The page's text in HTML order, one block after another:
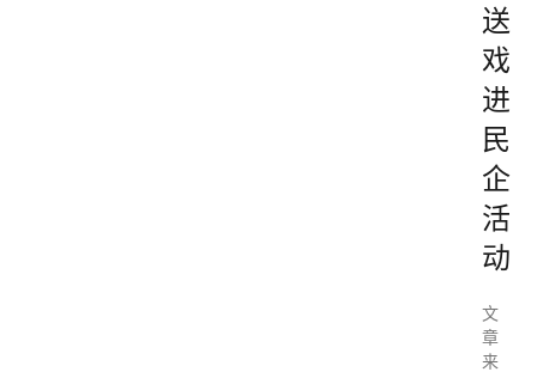
送
戏
进
民
企
活
动
文
章
来